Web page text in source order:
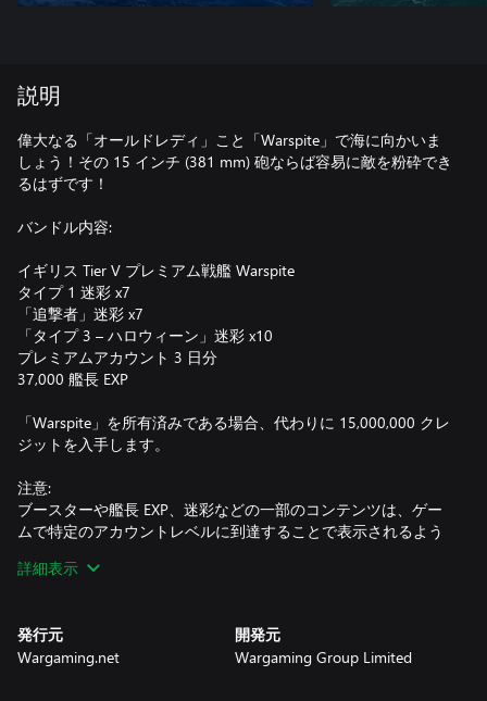
説明
偉大なる「オールドレディ」こと「Warspite」で海に向かいま
しょう！その 15 インチ (381 mm) 砲ならば容易に敵を粉砕でき
るはずです！
バンドル内容:
イギリス Tier V プレミアム戦艦 Warspite
タイプ 1 迷彩 x7
「追撃者」迷彩 x7
「タイプ 3 – ハロウィーン」迷彩 x10
プレミアムアカウント 3 日分
37,000 艦長 EXP
「Warspite」を所有済みである場合、代わりに 15,000,000 クレ
ジットを入手します。
注意:
ブースターや艦長 EXP、迷彩などの一部のコンテンツは、ゲー
ムで特定のアカウントレベルに到達することで表示されるよう
一部のコンテンツ, 艦艇、無期限迷彩、コンテナ、旗、パッチシ
詳細表示
発行元
Wargaming.net
開発元
Wargaming Group Limited